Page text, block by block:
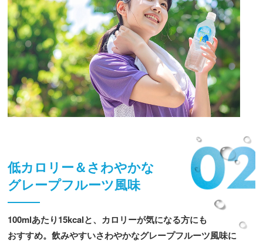
低カロリー＆さわやかな
グレープフルーツ風味
100mlあたり15kcalと、カロリーが気になる方にも
おすすめ。飲みやすいさわやかなグレープフルーツ風味に